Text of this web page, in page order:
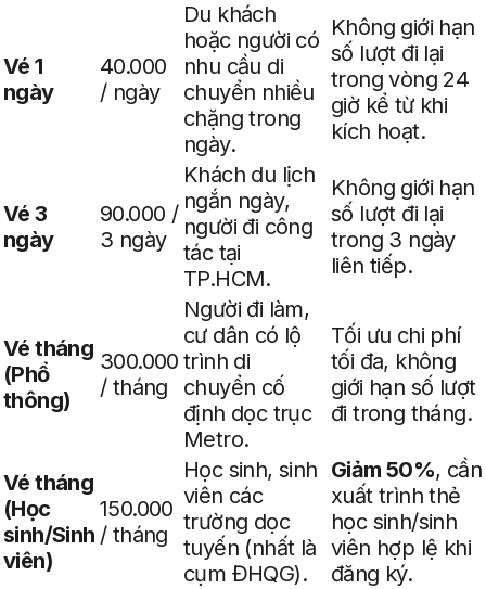
Vé 1
ngày
40.000
/ ngày
Du khách
hoặc người có
nhu cầu di
chuyển nhiều
chặng trong
ngày.
Không giới hạn
số lượt đi lại
trong vòng 24
giờ kể từ khi
kích hoạt.
Vé 3
ngày
90.000 /
3 ngày
Khách du lịch
ngắn ngày,
người đi công
tác tại
TP.HCM.
Không giới hạn
số lượt đi lại
trong 3 ngày
liên tiếp.
Vé tháng
(Phổ
thông)
300.000
/ tháng
Người đi làm,
cư dân có lộ
trình di
chuyển cố
định dọc trục
Metro.
Tối ưu chi phí
tối đa, không
giới hạn số lượt
đi trong tháng.
Vé tháng
(Học
sinh/Sinh
viên)
150.000
/ tháng
Học sinh, sinh
viên các
trường dọc
tuyến (nhất là
cụm ĐHQG).
Giảm 50%, cần
xuất trình thẻ
học sinh/sinh
viên hợp lệ khi
đăng ký.